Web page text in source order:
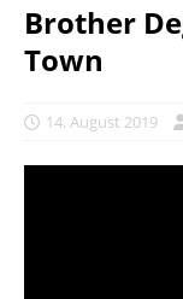
Brother
Town
14. August 2019